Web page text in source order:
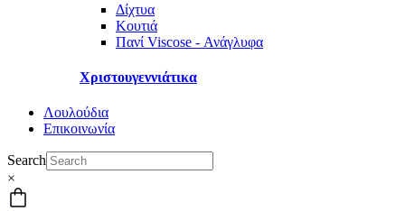
Δίχτυα
Κουτιά
Πανί Viscose - Ανάγλυφα
Χριστουγεννιάτικα
Λουλούδια
Επικοινωνία
Search
×